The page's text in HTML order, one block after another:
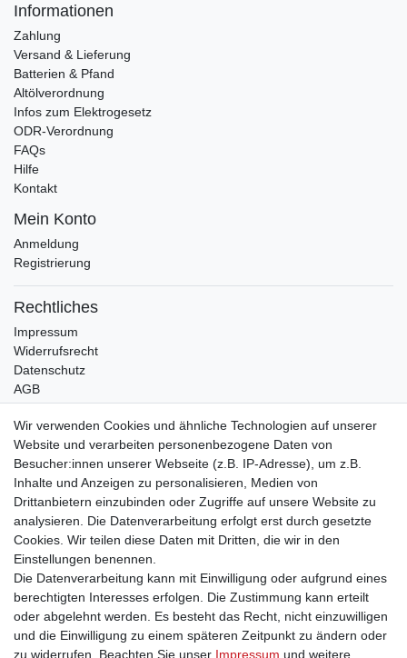
Informationen
Zahlung
Versand & Lieferung
Batterien & Pfand
Altölverordnung
Infos zum Elektrogesetz
ODR-Verordnung
FAQs
Hilfe
Kontakt
Mein Konto
Anmeldung
Registrierung
Rechtliches
Impressum
Widerrufsrecht
Datenschutz
AGB
Bleibt auf dem Laufenden ...
Newsletter
Honig
Hiermit bestätige ich, dass ich dieDaten­schutz­erklärunggelesen habe. Meine
Einwilligung kann ich jederzeit widerrufen.**
** Hierbei handelt es sich um ein Pflichtfeld.
Wir verwenden Cookies und ähnliche Technologien auf unserer
Website und verarbeiten personenbezogene Daten von
Besucher:innen unserer Webseite (z.B. IP-Adresse), um z.B.
Inhalte und Anzeigen zu personalisieren, Medien von
Drittanbietern einzubinden oder Zugriffe auf unsere Website zu
analysieren. Die Datenverarbeitung erfolgt erst durch gesetzte
Cookies. Wir teilen diese Daten mit Dritten, die wir in den
Einstellungen benennen.
Die Datenverarbeitung kann mit Einwilligung oder aufgrund eines
berechtigten Interesses erfolgen. Die Zustimmung kann erteilt
oder abgelehnt werden. Es besteht das Recht, nicht einzuwilligen
und die Einwilligung zu einem späteren Zeitpunkt zu ändern oder
zu widerrufen. Beachten Sie unser Impressum und weitere